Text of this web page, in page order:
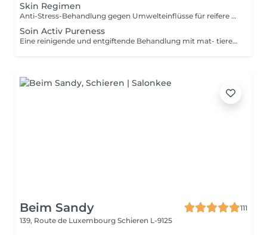
Skin Regimen
Anti-Stress-Behandlung gegen Umwelteinflüsse für reifere und strapazierte Haut.
Soin Activ Pureness
Eine reinigende und entgiftende Behandlung mit mat- tierender Algenmaske.
Beim Sandy
111
139, Route de Luxembourg Schieren L-9125